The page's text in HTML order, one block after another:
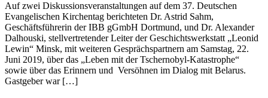
Auf zwei Diskussionsveranstaltungen auf dem 37. Deutschen
Evangelischen Kirchentag berichteten Dr. Astrid Sahm,
Geschäftsführerin der IBB gGmbH Dortmund, und Dr. Alexander
Dalhouski, stellvertretender Leiter der Geschichtswerkstatt „Leonid
Lewin“ Minsk, mit weiteren Gesprächspartnern am Samstag, 22.
Juni 2019, über das „Leben mit der Tschernobyl-Katastrophe“
sowie über das Erinnern und Versöhnen im Dialog mit Belarus.
Gastgeber war […]